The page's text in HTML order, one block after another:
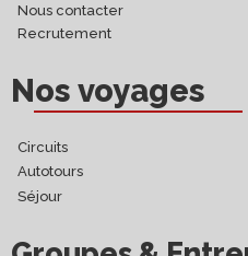
Nous contacter
Recrutement
Nos voyages
Circuits
Autotours
Séjour